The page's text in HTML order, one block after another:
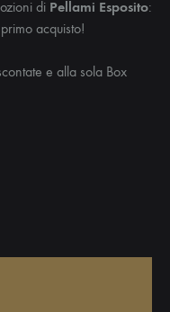
di Pellami Esposito:
acquisto!
e alla sola Box